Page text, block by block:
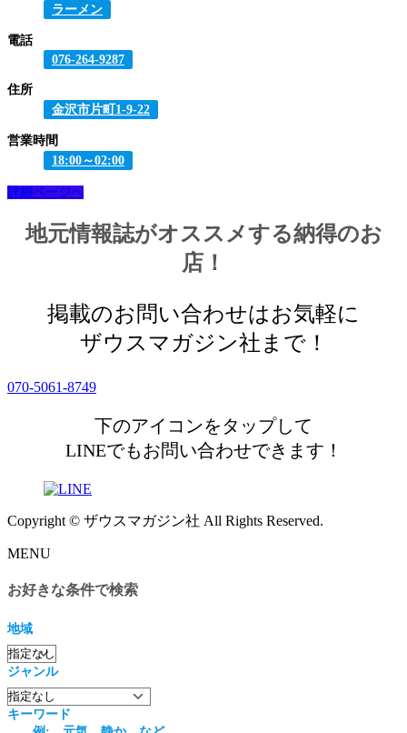
ラーメン
電話
076-264-9287
住所
金沢市片町1-9-22
営業時間
18:00～02:00
詳細ページへ
地元情報誌がオススメする納得のお
店！
掲載のお問い合わせはお気軽に
ザウスマガジン社まで！
070-5061-8749
下のアイコンをタップして
LINEでもお問い合わせできます！
Copyright © ザウスマガジン社 All Rights Reserved.
MENU
お好きな条件で検索
地域
ジャンル
キーワード